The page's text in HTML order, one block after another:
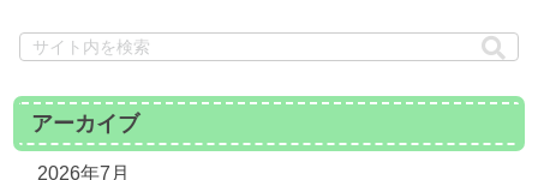
アーカイブ
2026年7月